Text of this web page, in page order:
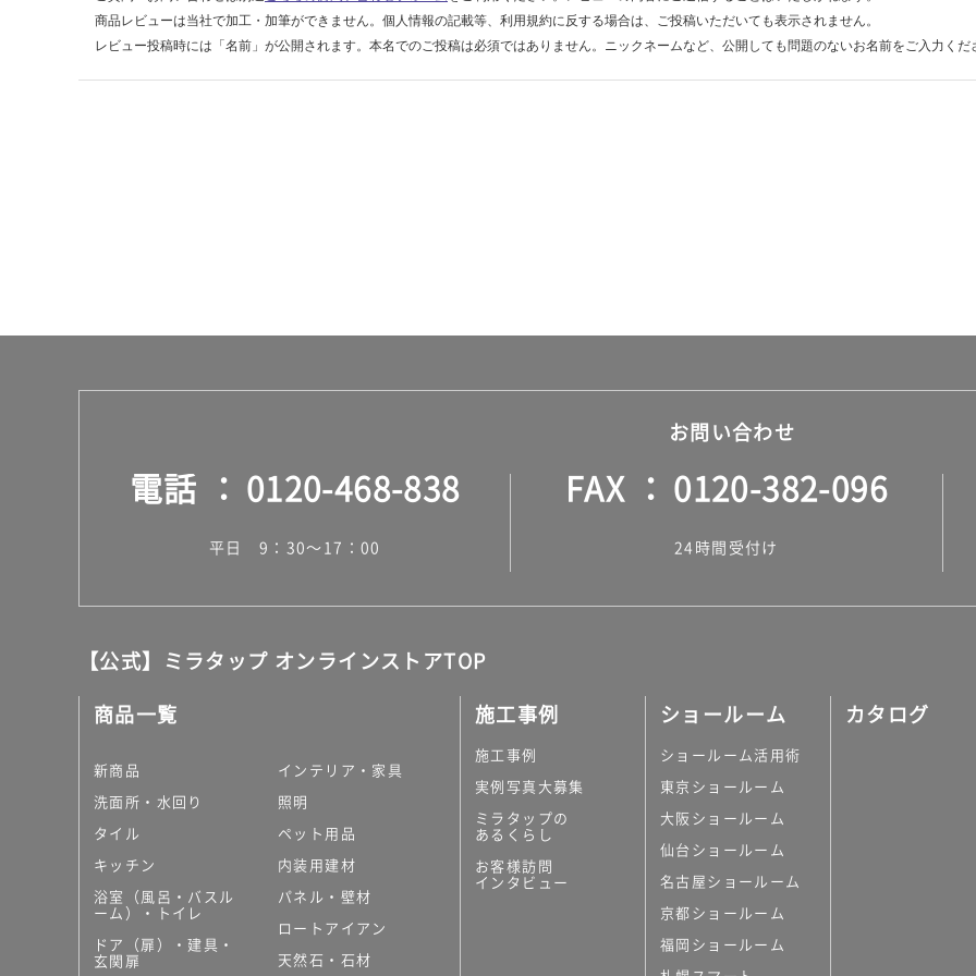
商品レビューは当社で加工・加筆ができません。個人情報の記載等、利用規約に反する場合は、ご投稿いただいても表示されません。
レビュー投稿時には「名前」が公開されます。本名でのご投稿は必須ではありません。ニックネームなど、公開しても問題のないお名前をご入力くだ
お問い合わせ
電話 0120-468-838
平日 9：30～17：00
FAX 0120-382-096
24時間受付け
【公式】ミラタップ オンラインストアTOP
商品一覧
新商品
洗面所・水回り
タイル
キッチン
浴室（風呂・バスル
ーム）・トイレ
ドア（扉）・建具・
玄関扉
インテリア・家具
照明
ペット用品
内装用建材
パネル・壁材
ロートアイアン
天然石・石材
施工事例
施工事例
実例写真大募集
ミラタップの
あるくらし
お客様訪問
インタビュー
ショールーム
ショールーム活用術
東京ショールーム
大阪ショールーム
仙台ショールーム
名古屋ショールーム
京都ショールーム
福岡ショールーム
カタログ